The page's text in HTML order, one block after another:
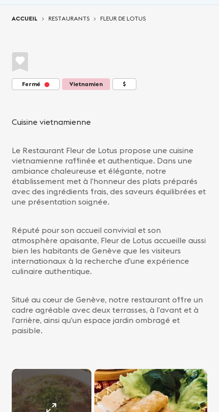
ACCUEIL RESTAURANTS FLEUR DE LOTUS
Fermé Vietnamien $
Cuisine vietnamienne
Le Restaurant Fleur de Lotus propose une cuisine
vietnamienne raffinée et authentique. Dans une
ambiance chaleureuse et élégante, notre
établissement met à l’honneur des plats préparés
avec des ingrédients frais, des saveurs équilibrées et
une présentation soignée.
Réputé pour son accueil convivial et son
atmosphère apaisante, Fleur de Lotus accueille aussi
bien les habitants de Genève que les visiteurs
internationaux à la recherche d’une expérience
culinaire authentique.
Situé au cœur de Genève, notre restaurant offre un
cadre agréable avec deux terrasses, à l’avant et à
l’arrière, ainsi qu’un espace jardin ombragé et
paisible.